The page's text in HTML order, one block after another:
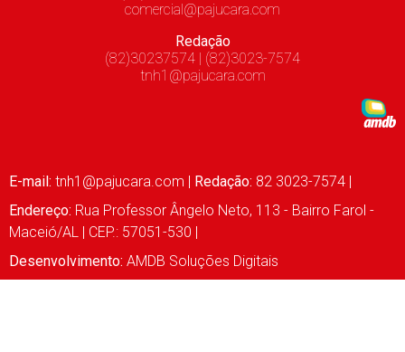
comercial@pajucara.com
Redação
(82)30237574 | (82)3023-7574
tnh1@pajucara.com
E-mail: tnh1@pajucara.com Redação: 82 3023-7574 |
Endereço: Rua Professor Ângelo Neto, 113 - Bairro Farol -
Maceió/AL | CEP.: 57051-530 |
Desenvolvimento: AMDB Soluções Digitais